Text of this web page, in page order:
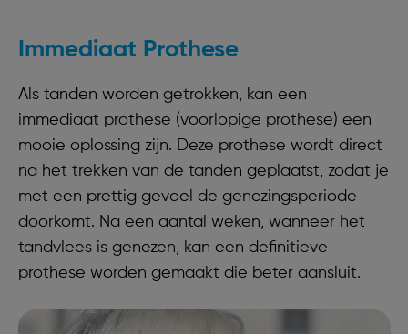
Immediaat Prothese
Als tanden worden getrokken, kan een
immediaat prothese (voorlopige prothese) een
mooie oplossing zijn. Deze prothese wordt direct
na het trekken van de tanden geplaatst, zodat je
met een prettig gevoel de genezingsperiode
doorkomt. Na een aantal weken, wanneer het
tandvlees is genezen, kan een definitieve
prothese worden gemaakt die beter aansluit.